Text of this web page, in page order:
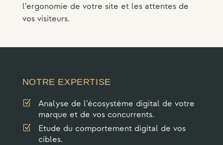
l’ergonomie de votre site et les attentes de
vos visiteurs.
NOTRE EXPERTISE
Z
Analyse de l’écosystème digital de votre
marque et de vos concurrents.
Z
Etude du comportement digital de vos
cibles.